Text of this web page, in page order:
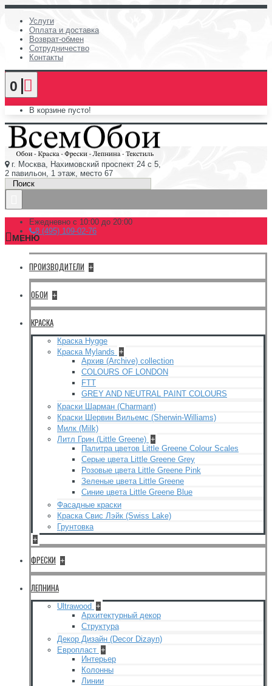
Услуги
Оплата и доставка
Возврат-обмен
Сотрудничество
Контакты
0
В корзине пусто!
г. Москва, Нахимовский проспект 24 с 5,
2 павильон, 1 этаж, место 67
Ежедневно с 10:00 до 20:00
8 (495) 109-02-76
МЕНЮ
ПРОИЗВОДИТЕЛИ +
ОБОИ +
КРАСКА
Краска Hygge
Краска Mylands +
Архив (Archive) collection
COLOURS OF LONDON
FTT
GREY AND NEUTRAL PAINT COLOURS
Краски Шарман (Charmant)
Краски Шервин Вильемс (Sherwin-Williams)
Милк (Milk)
Литл Грин (Little Greene) +
Палитра цветов Little Greene Colour Scales
Серые цвета Little Greene Grey
Розовые цвета Little Greene Pink
Зеленые цвета Little Greene
Синие цвета Little Greene Blue
Фасадные краски
Краска Свис Лэйк (Swiss Lake)
Грунтовка
+
ФРЕСКИ +
ЛЕПНИНА
Ultrawood +
Архитектурный декор
Структура
Декор Дизайн (Decor Dizayn)
Европласт +
Интерьер
Колонны
Линии